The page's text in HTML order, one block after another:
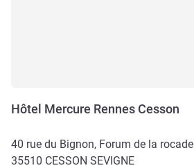
Hôtel Mercure Rennes Cesson
40 rue du Bignon, Forum de la rocade
35510 CESSON SEVIGNE